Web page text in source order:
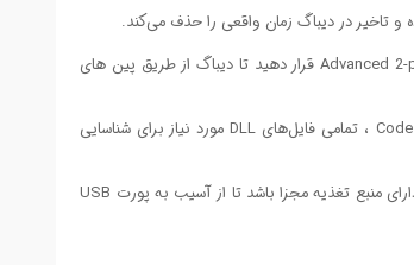
این ابزار علاوه بر JTAG استاندارد 14 پین ، از پروتکل cJTAG (دو سیمه) نیز پشتیبانی می‌کند. برای این کار باید در تنظیمات نرم افزار CCS ، نوع کانکتور را روی Advanced 2-pin cJTAG قرار دهید تا دیباگ از طریق پین های
خیر ، در سیستم‌عامل‌های جدید به محض اتصال دستگاه به اینترنت ، درایورهای FTDI به صورت خودکار شناسایی می‌شوند. همچنین با نصب نرم افزار Code Composer Studio ، تمامی فایل‌های DLL مورد نیاز برای شناسایی
خیر ، این پروگرامر به عنوان ابزار ایزوله منطقی عمل می‌کند و پین VCC در رابط JTAG صرفاً برای تشخیص سطح ولتاژ مرجع (Voltage Sense) است. برد پروژه باید همواره دارای منبع تغذیه مجزا باشد تا از آسیب به پورت USB